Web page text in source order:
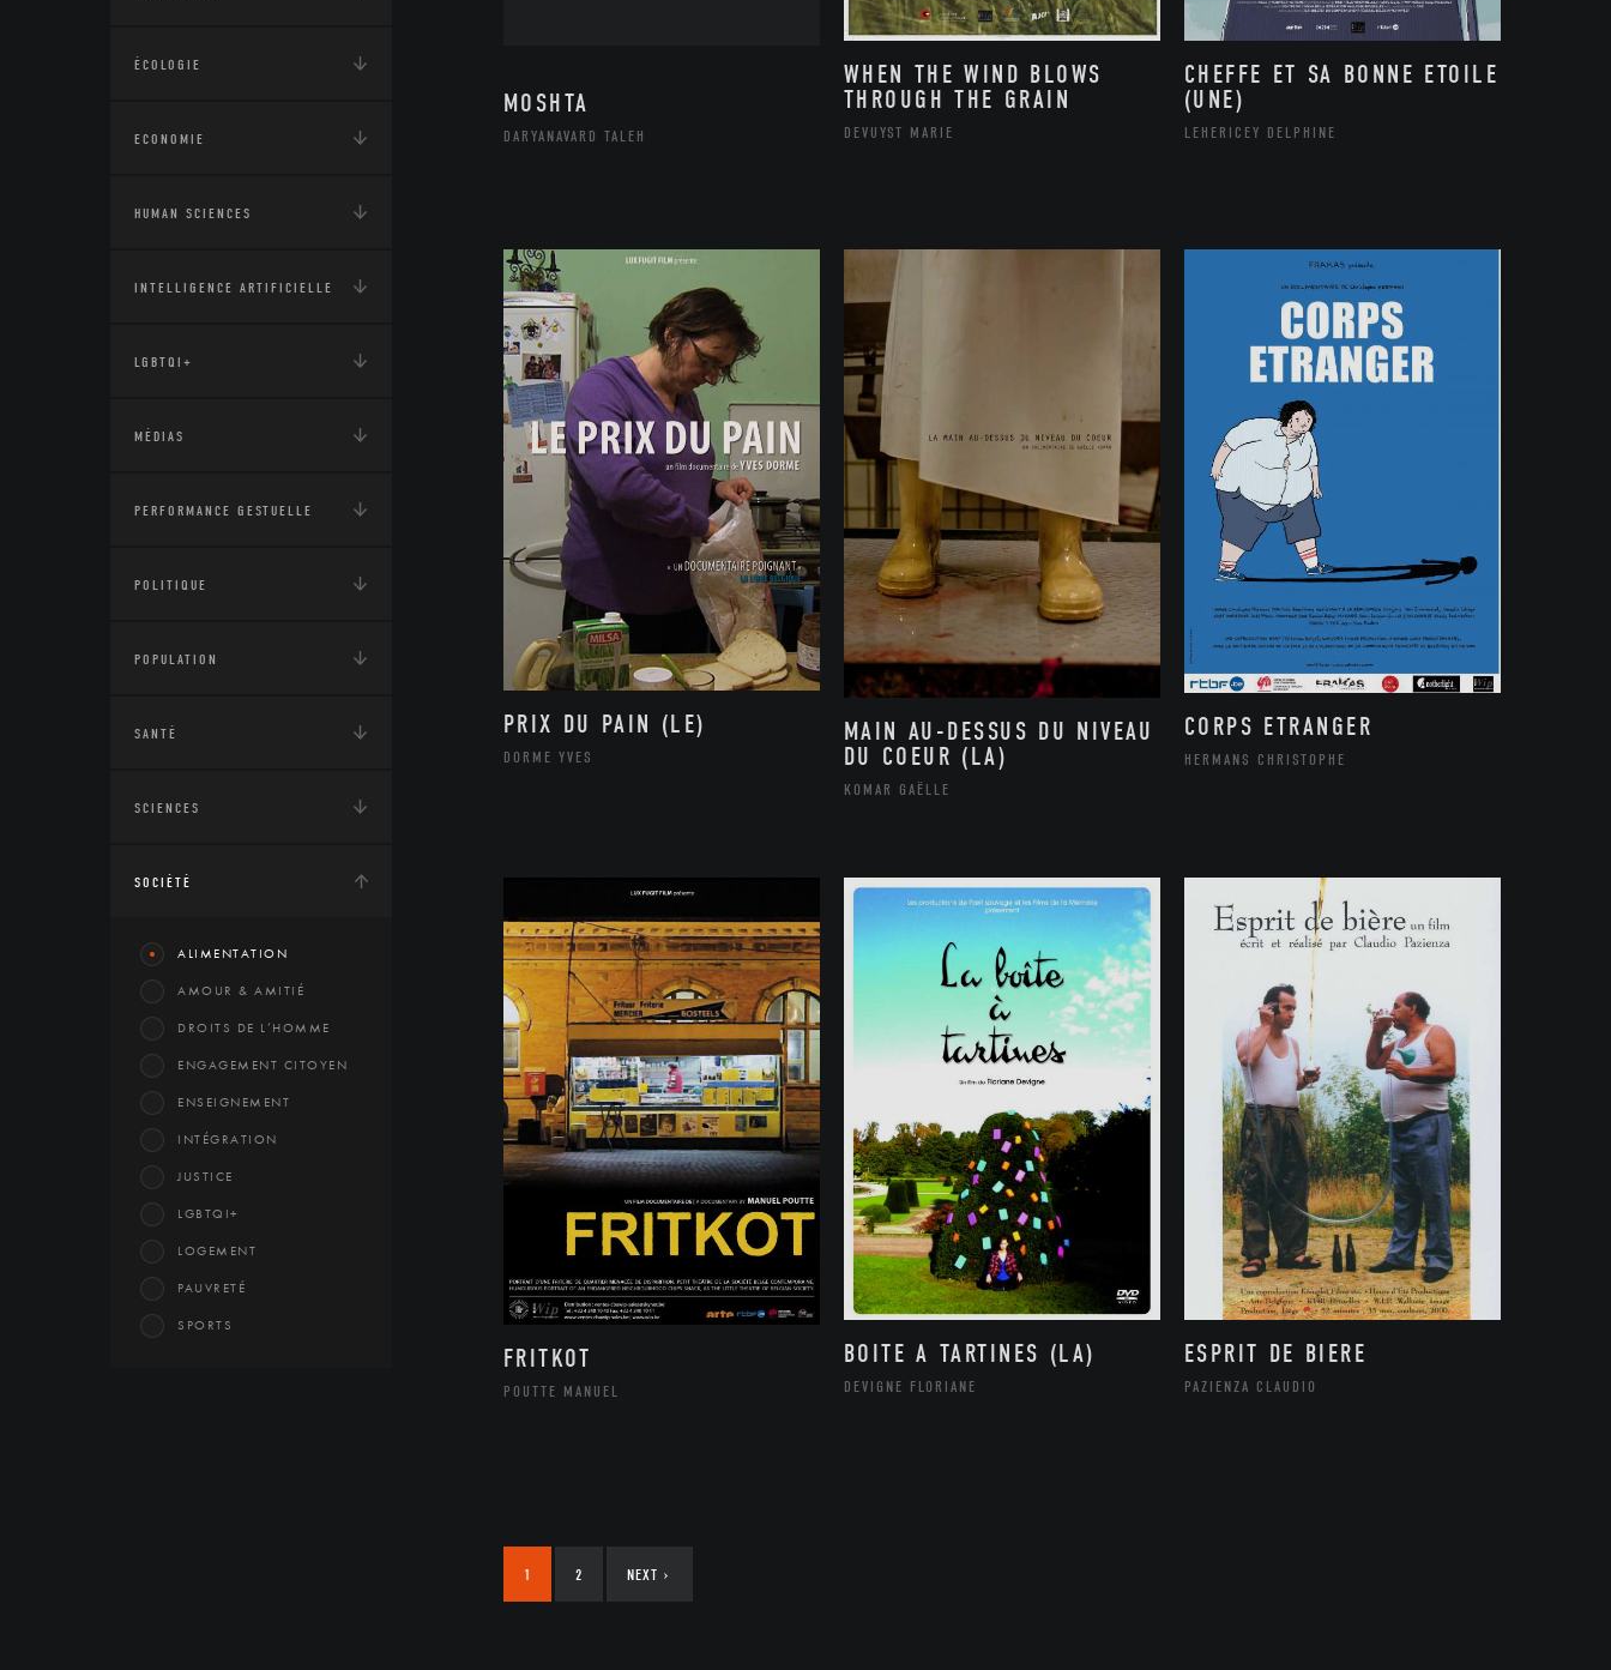
ÉCOLOGIE
ECONOMIE
HUMAN SCIENCES
INTELLIGENCE ARTIFICIELLE
LGBTQI+
MÉDIAS
PERFORMANCE GESTUELLE
POLITIQUE
POPULATION
SANTÉ
SCIENCES
SOCIÉTÉ
ALIMENTATION
AMOUR & AMITIÉ
DROITS DE L’HOMME
ENGAGEMENT CITOYEN
ENSEIGNEMENT
INTÉGRATION
JUSTICE
LGBTQI+
LOGEMENT
PAUVRETÉ
SPORTS
MOSHTA
DARYANAVARD TALEH
WHEN THE WIND BLOWS
THROUGH THE GRAIN
DEVUYST MARIE
CHEFFE ET SA BONNE ETOILE
(UNE)
LEHERICEY DELPHINE
PRIX DU PAIN (LE)
DORME YVES
MAIN AU-DESSUS DU NIVEAU
DU COEUR (LA)
KOMAR GAËLLE
CORPS ETRANGER
HERMANS CHRISTOPHE
FRITKOT
POUTTE MANUEL
BOITE A TARTINES (LA)
DEVIGNE FLORIANE
ESPRIT DE BIERE
PAZIENZA CLAUDIO
1 2 NEXT ›